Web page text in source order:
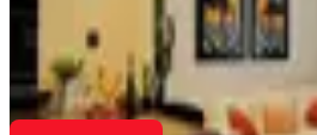
FİNAL EMLAK & GAYRİMENKUL
Ara